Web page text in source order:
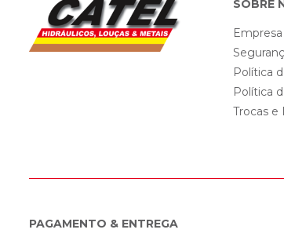
SOBRE
Empresa
Política
Política
Trocas e
PAGAMENTO & ENTREGA